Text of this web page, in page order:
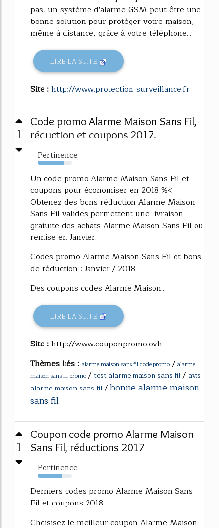
pas, un système d'alarme GSM peut être une
bonne solution pour protéger votre maison,
même à distance, grâce à votre téléphone...
LIRE LA SUITE
Site :http://www.protection-surveillance.fr
1
Code promo Alarme Maison Sans Fil,
réduction et coupons 2017.
Pertinence
75%
Un code promo Alarme Maison Sans Fil et
coupons pour économiser en 2018 %<
Obtenez des bons réduction Alarme Maison
Sans Fil valides permettent une livraison
gratuite des achats Alarme Maison Sans Fil ou
remise en Janvier.
Codes promo Alarme Maison Sans Fil et bons
de réduction : Janvier / 2018
Des coupons codes Alarme Maison...
LIRE LA SUITE
Site :http://www.couponpromo.ovh
Thèmes liés : alarme maison sans fil code promo / alarme
maison sans fil promo / test alarme maison sans fil/ avis
alarme maison sans fil/bonne alarme maison
sans fil
1
Coupon code promo Alarme Maison
Sans Fil, réductions 2017
Pertinence
71%
Derniers codes promo Alarme Maison Sans
Fil et coupons 2018
Choisisez le meilleur coupon Alarme Maison